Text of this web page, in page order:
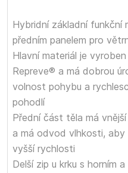
Hybridní základní funkční
předním panelem pro
Hlavní materiál je
Repreve® a má dobrou
volnost pohybu a
pohodlí
Přední část těla má
a má odvod vlhkosti, aby
vyšší rychlosti
Delší zip u krku s horním